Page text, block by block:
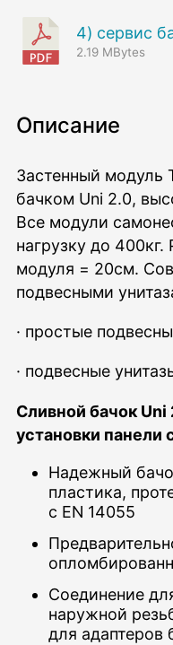
Описание
Застенный модуль
бачком Uni 2.0,
Все модули
нагрузку до
модуля = 20см.
подвесными
· простые
· подвесные
Сливной бачок
установки панели
Надежный
пластика,
с EN 14055
Соединение
наружной
для адаптеров
4) сервис
2.19 MBytes